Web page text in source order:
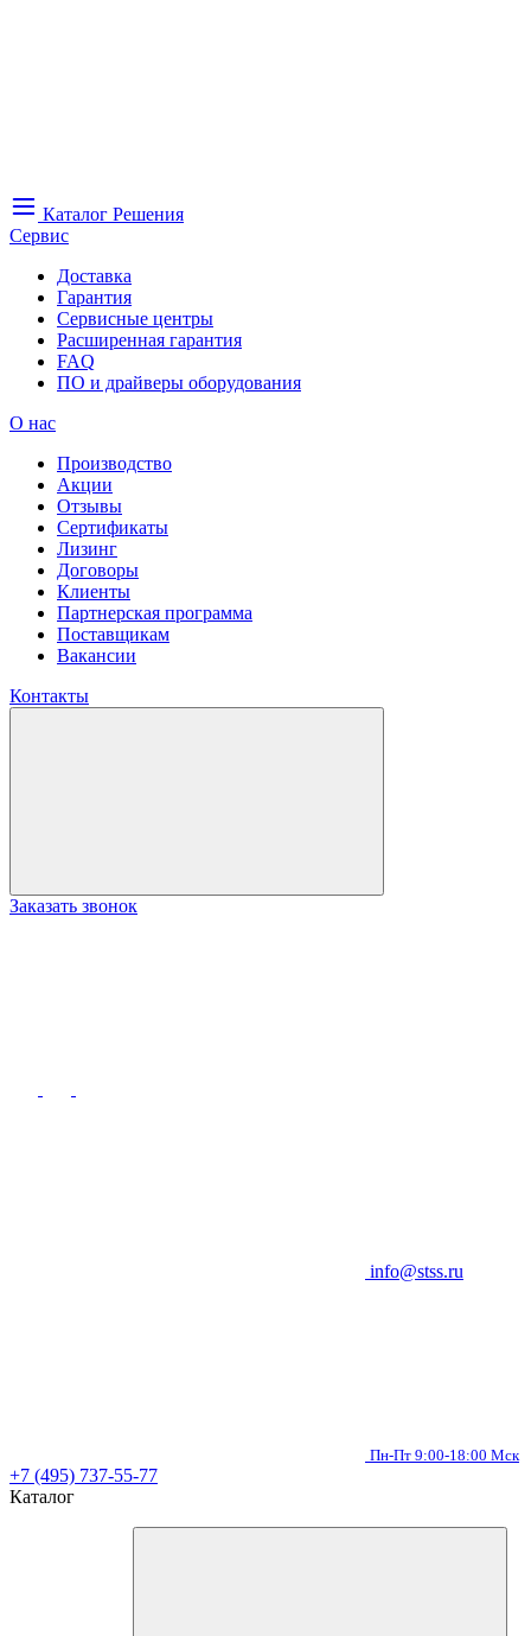
Каталог Решения
Сервис
Доставка
Гарантия
Сервисные центры
Расширенная гарантия
FAQ
ПО и драйверы оборудования
О нас
Производство
Акции
Отзывы
Сертификаты
Лизинг
Договоры
Клиенты
Партнерская программа
Поставщикам
Вакансии
Контакты
Заказать звонок
info@stss.ru
Пн-Пт 9:00-18:00 Мск
+7 (495) 737-55-77
Каталог